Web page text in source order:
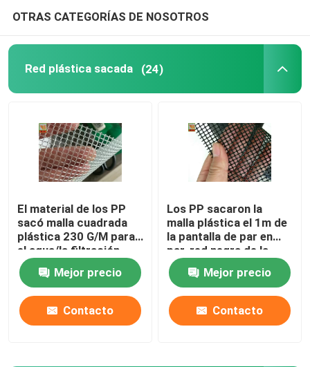
OTRAS CATEGORÍAS DE NOSOTROS
Red plástica sacada (24)
El material de los PP
sacó malla cuadrada
plástica 230 G/M para
el agua/la filtración
líquida
Mejor precio
Contacto
Los PP sacaron la
malla plástica el 1m de
la pantalla de par en
par, red negra de la
malla del polipropileno
Mejor precio
Contacto